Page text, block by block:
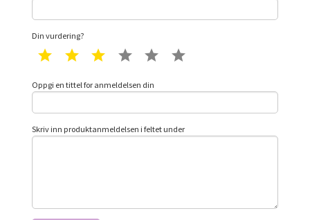
Din vurdering?
1 star 2 star 3 star 4 star 5 star
Oppgi en tittel for anmeldelsen din
Skriv inn produktanmeldelsen i feltet under